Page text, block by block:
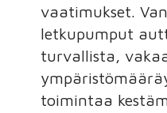
vaatimukset.
letkupumput
turvallista,
toimintaa